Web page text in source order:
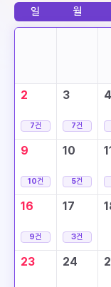
일 월
2
7건
3
7건
4
9
10건
10
5건
16
9건
17
3건
23 24